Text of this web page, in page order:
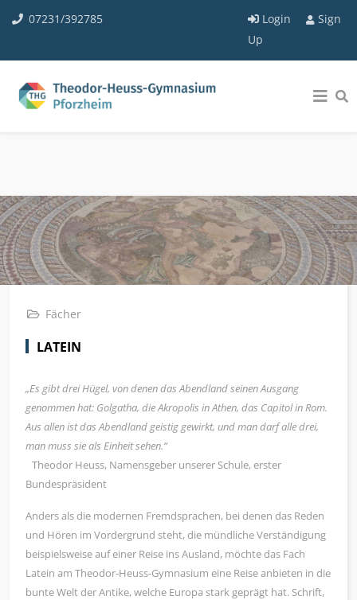
07231/392785 Login
Sign
Up
Fächer
LATEIN
„Es gibt drei Hügel, von denen das Abendland seinen Ausgang
genommen hat: Golgatha, die Akropolis in Athen, das Capitol in Rom.
Aus allen ist das Abendland geistig gewirkt, und man darf alle drei,
man muss sie als Einheit sehen.“
Theodor Heuss, Namensgeber unserer Schule, erster
Bundespräsident
Anders als die modernen Fremdsprachen, bei denen das Reden
und Hören im Vordergrund steht, die mündliche Verständigung
beispielsweise auf einer Reise ins Ausland, möchte das Fach
Latein am Theodor-Heuss-Gymnasium eine Reise anbieten in die
bunte Welt der Antike, welche Europa stark geprägt hat. Schrift,